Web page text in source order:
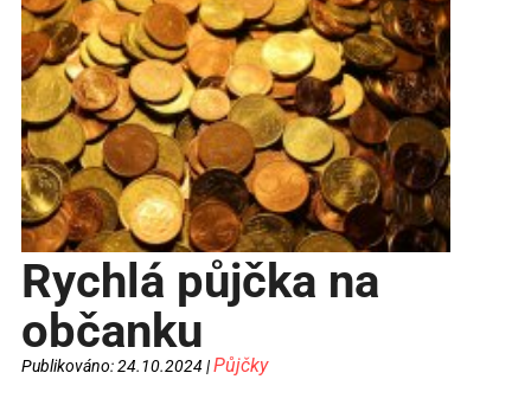
Rychlá půjčka na
občanku
Publikováno: 24.10.2024 |Půjčky